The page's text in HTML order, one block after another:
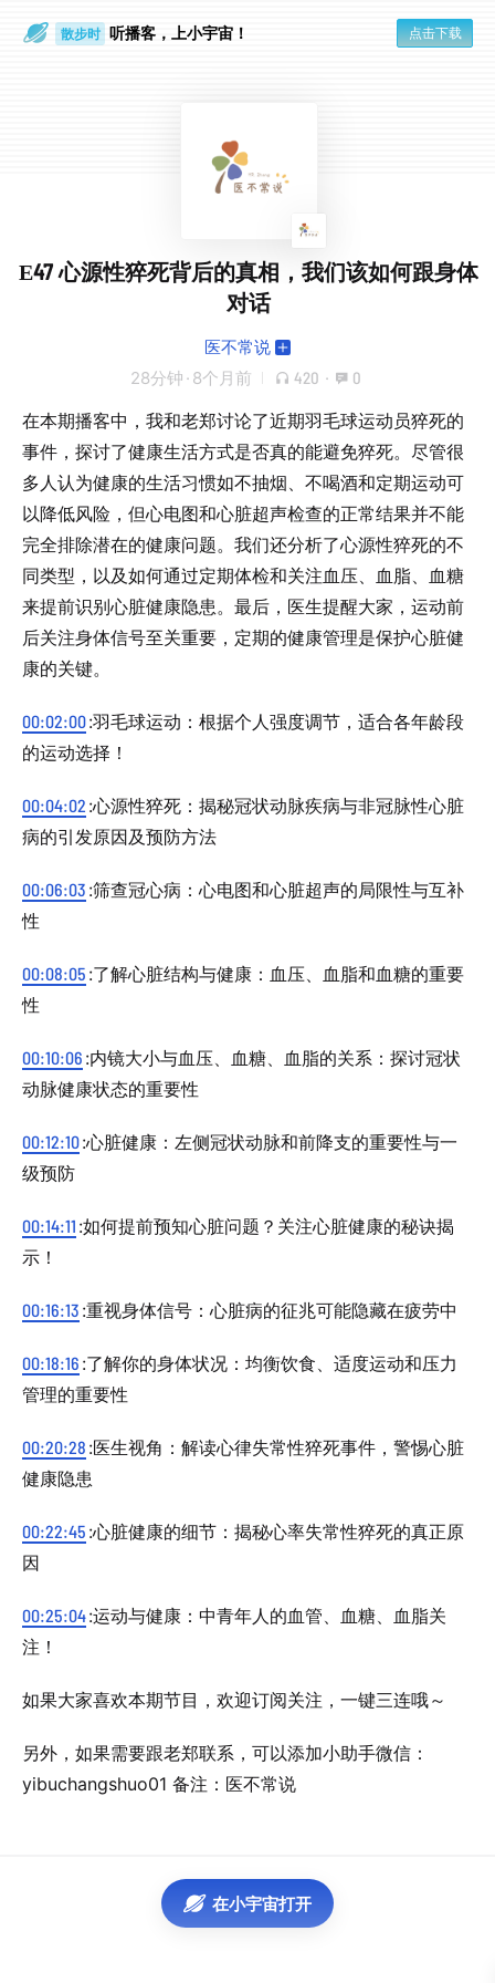
散步时 听播客，上小宇宙！ 点击下载
E47 心源性猝死背后的真相，我们该如何跟身体
对话
医不常说
28分钟 · 8个月前 420 · 0
在本期播客中，我和老郑讨论了近期羽毛球运动员猝死的
事件，探讨了健康生活方式是否真的能避免猝死。尽管很
多人认为健康的生活习惯如不抽烟、不喝酒和定期运动可
以降低风险，但心电图和心脏超声检查的正常结果并不能
完全排除潜在的健康问题。我们还分析了心源性猝死的不
同类型，以及如何通过定期体检和关注血压、血脂、血糖
来提前识别心脏健康隐患。最后，医生提醒大家，运动前
后关注身体信号至关重要，定期的健康管理是保护心脏健
康的关键。
00:02:00:羽毛球运动：根据个人强度调节，适合各年龄段
的运动选择！
00:04:02 :心源性猝死：揭秘冠状动脉疾病与非冠脉性心脏
病的引发原因及预防方法
00:06:03 :筛查冠心病：心电图和心脏超声的局限性与互补
性
00:08:05 :了解心脏结构与健康：血压、血脂和血糖的重要
性
00:10:06 :内镜大小与血压、血糖、血脂的关系：探讨冠状
动脉健康状态的重要性
00:12:10:心脏健康：左侧冠状动脉和前降支的重要性与一
级预防
00:14:11 :如何提前预知心脏问题？关注心脏健康的秘诀揭
示！
00:16:13 :重视身体信号：心脏病的征兆可能隐藏在疲劳中
00:18:16 :了解你的身体状况：均衡饮食、适度运动和压力
管理的重要性
00:20:28 :医生视角：解读心律失常性猝死事件，警惕心脏
健康隐患
00:22:45 :心脏健康的细节：揭秘心率失常性猝死的真正原
因
00:25:04:运动与健康：中青年人的血管、血糖、血脂关
注！
如果大家喜欢本期节目，欢迎订阅关注，一键三连哦～
另外，如果需要跟老郑联系，可以添加小助手微信：
yibuchangshuo01 备注：医不常说
在小宇宙打开